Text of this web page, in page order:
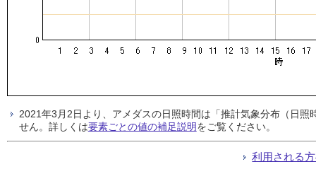
2021年3月2日より、アメダスの日照時間は「推計気象分布（日
せん。詳しくは要素ごとの値の補足説明をご覧ください。
利用される